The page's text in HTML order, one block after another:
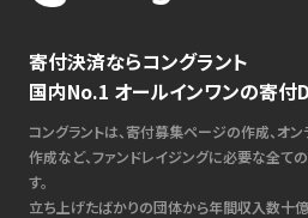
寄付決済ならコングラント
国内No.1 オールインワンの寄付
コングラントは、寄付募集ページの作成、オ
作成など、ファンドレイジングに必要な全て
す。
立ち上げたばかりの団体から年間収入数十